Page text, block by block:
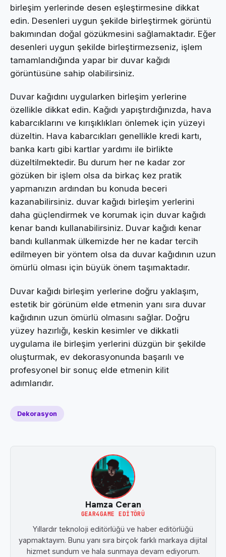
birleşim yerlerinde desen eşleştirmesine dikkat
edin. Desenleri uygun şekilde birleştirmek görüntü
bakımından doğal gözükmesini sağlamaktadır. Eğer
desenleri uygun şekilde birleştirmezseniz, işlem
tamamlandığında yapar bir duvar kağıdı
görüntüsüne sahip olabilirsiniz.
Duvar kağıdını uygularken birleşim yerlerine
özellikle dikkat edin. Kağıdı yapıştırdığınızda, hava
kabarcıklarını ve kırışıklıkları önlemek için yüzeyi
düzeltin. Hava kabarcıkları genellikle kredi kartı,
banka kartı gibi kartlar yardımı ile birlikte
düzeltilmektedir. Bu durum her ne kadar zor
gözüken bir işlem olsa da birkaç kez pratik
yapmanızın ardından bu konuda beceri
kazanabilirsiniz. duvar kağıdı birleşim yerlerini
daha güçlendirmek ve korumak için duvar kağıdı
kenar bandı kullanabilirsiniz. Duvar kağıdı kenar
bandı kullanmak ülkemizde her ne kadar tercih
edilmeyen bir yöntem olsa da duvar kağıdının uzun
ömürlü olması için büyük önem taşımaktadır.
Duvar kağıdı birleşim yerlerine doğru yaklaşım,
estetik bir görünüm elde etmenin yanı sıra duvar
kağıdının uzun ömürlü olmasını sağlar. Doğru
yüzey hazırlığı, keskin kesimler ve dikkatli
uygulama ile birleşim yerlerini düzgün bir şekilde
oluşturmak, ev dekorasyonunda başarılı ve
profesyonel bir sonuç elde etmenin kilit
adımlarıdır.
Dekorasyon
Hamza Ceran
GEAR4GAME EDITÖRÜ
Yıllardır teknoloji editörlüğü ve haber editörlüğü
yapmaktayım. Bunu yanı sıra birçok farklı markaya dijital
hizmet sundum ve hala sunmaya devam ediyorum.